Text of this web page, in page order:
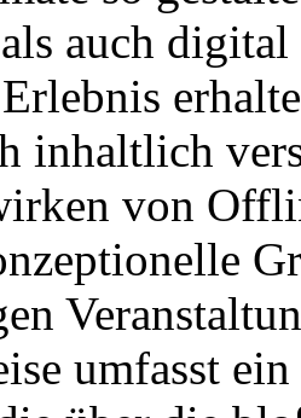
auch
inhaltlich
von
umfasst